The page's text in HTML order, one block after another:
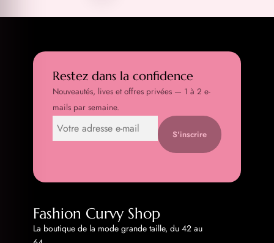
Restez dans la confidence
Nouveautés, lives et offres privées — 1 à 2 e-
mails par semaine.
S'inscrire
Fashion Curvy Shop
La boutique de la mode grande taille, du 42 au